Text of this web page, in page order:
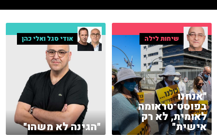
שיחות לילה
"אנחנו
בפוסט־טראומה
לאומית, לא רק
אישית"
אודי סגל ואלי כהן
"הגינה לא משהו"